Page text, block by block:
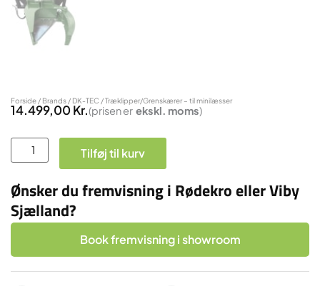
Forside / Brands / DK-TEC / Træklipper/Grenskærer – til minilæsser
14.499,00Kr.(prisen er ekskl. moms)
Træklipper/Grenskærer
-
minilæsser
antal
Tilføj til kurv
Ønsker du fremvisning i Rødekro eller Viby
Sjælland?
Book fremvisning i showroom